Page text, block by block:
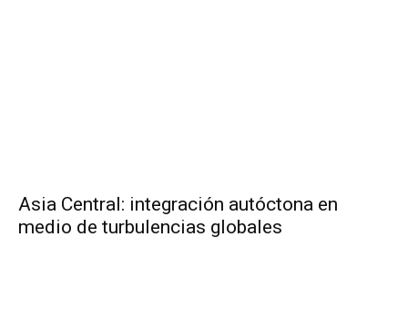
Asia Central: integración autóctona en
medio de turbulencias globales